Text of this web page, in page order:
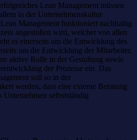
Lean Management müssen
in der Unternehmenskultur
Management funktioniert nachhaltig
angestoßen wird, welcher von allen
es einerseits um die Entwicklung des
um die Entwicklung der Mitarbeiter.
aktive Rolle in der Gestaltung sowie
der Prozesse ein. Das
soll so in der
werden, dass eine externe Beratung
Unternehmen selbstständig